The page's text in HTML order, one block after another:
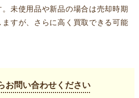
未使用品や新品の場合は売却時期
すが、さらに高く買取できる可能
お問い合わせください